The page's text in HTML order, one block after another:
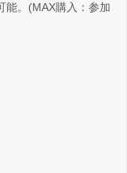
能。(MAX購入：参加